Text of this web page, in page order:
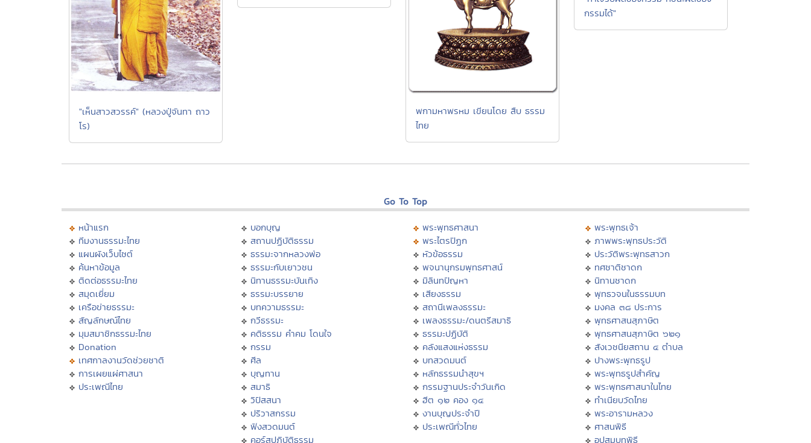
"เห็นสาวสวรรค์" (หลวงปู่จันทา ถาว
โร)
พกามหาพรหม เขียนโดย สืบ ธรรม
ไทย
กรรมได้"
Go To Top
หน้าแรก
ทีมงานธรรมะไทย
แผนผังเว็บไซต์
ค้นหาข้อมูล
ติดต่อธรรมะไทย
สมุดเยี่ยม
เครือข่ายธรรมะ
สัญลักษณ์ไทย
มุมสมาชิกธรรมะไทย
Donation
เทศกาลงานวัดช่วยชาติ
การเผยแผ่ศาสนา
ประเพณีไทย
บอกบุญ
สถานปฏิบัติธรรม
ธรรมะจากหลวงพ่อ
ธรรมะกับเยาวชน
นิทานธรรมะบันเทิง
ธรรมะบรรยาย
บทความธรรมะ
กวีธรรมะ
คติธรรม คำคม โดนใจ
กรรม
ศีล
บุญทาน
สมาธิ
วิปัสสนา
ปริวาสกรรม
ฟังสวดมนต์
คอร์สปฏิบัติธรรม
พระพุทธศาสนา
พระไตรปิฏก
หัวข้อธรรม
พจนานุกรมพุทธศาสน์
มิลินทปัญหา
เสียงธรรม
สถานีเพลงธรรมะ
เพลงธรรมะ/ดนตรีสมาธิ
ธรรมะปฏิบัติ
คลังแสงแห่งธรรม
บทสวดมนต์
หลักธรรมนำสุขฯ
กรรมฐานประจำวันเกิด
ฮีต ๑๒ คอง ๑๔
งานบุญประจำปี
ประเพณีทั่วไทย
พระพุทธเจ้า
ภาพพระพุทธประวัติ
ประวัติพระพุทธสาวก
ทศชาติชาดก
นิทานชาดก
พุทธวจนในธรรมบท
มงคล ๓๘ ประการ
พุทธศาสนสุภาษิต
พุทธศาสนสุภาษิต ๖๒๑
สังเวชนียสถาน ๔ ตำบล
ปางพระพุทธรูป
พระพุทธรูปสำคัญ
พระพุทธศาสนาในไทย
ทำเนียบวัดไทย
พระอารามหลวง
ศาสนพิธี
อุปสมบทพิธี